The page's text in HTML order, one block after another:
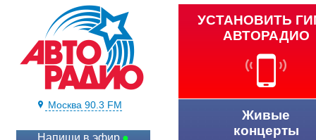
Москва 90.3 FM
Напиши в эфир
УСТАНОВИТЬ
АВТОРАДИО
Живые
концерты